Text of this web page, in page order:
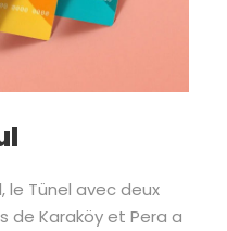
le Tünel avec deux
de Karaköy et Pera a